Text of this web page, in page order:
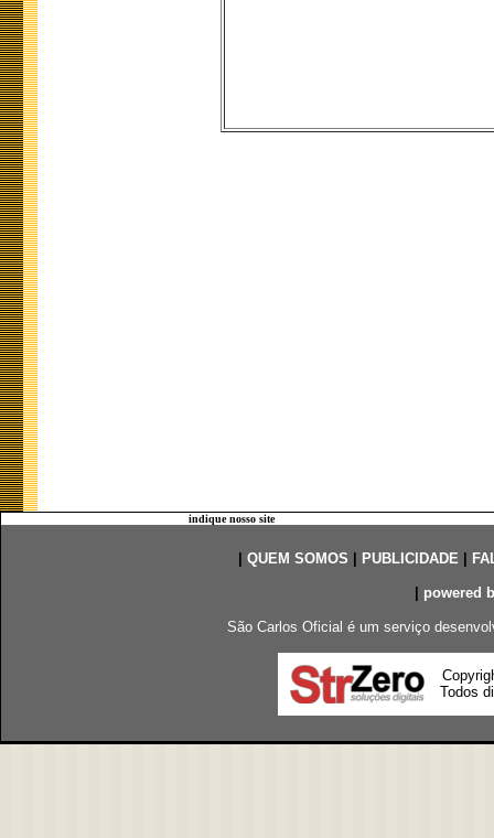
indique nosso site
QUEM SOMOS PUBLICIDADE|
powered
São Carlos Oficial é um serviço
Todos